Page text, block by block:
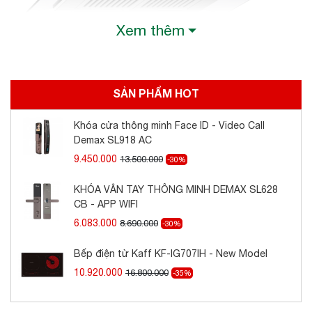
đều có kích thước tương xứng.
hợp với những không gian rộng rãi sẽ tăng
thêm vẻ sang trọng cho gian bếp của bạn. Chất
liệu của máy được làm bằng chất liệu inox và
kính cường lực tăng độ bền cho máy và độ an
toàn cho người sử dụng.
Xem thêm
SẢN PHẨM HOT
Khóa cửa thông minh Face ID - Video Call
Demax SL918 AC
9.450.000 13.500.000 -30%
KHÓA VÂN TAY THÔNG MINH DEMAX SL628
CB - APP WIFI
6.083.000 8.690.000 -30%
Bếp điện từ Kaff KF-IG707IH - New Model
10.920.000 16.800.000 -35%